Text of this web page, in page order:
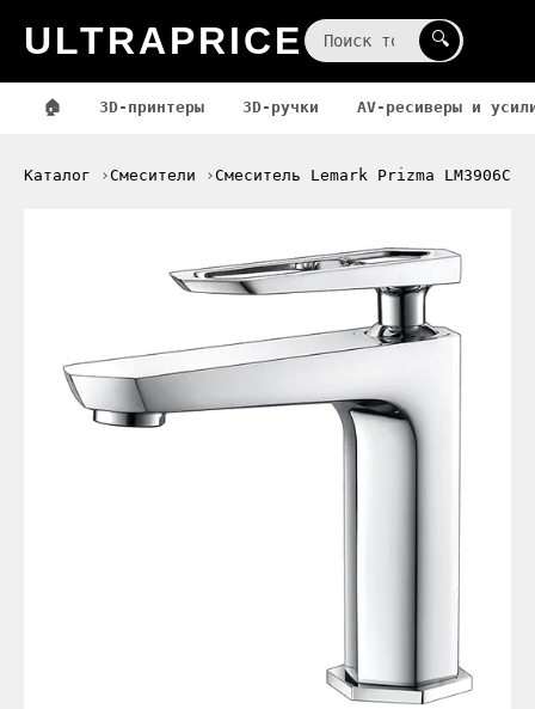
ULTRAPRICE 🔍
🏠 3D-принтеры 3D-ручки AV-ресиверы и
Каталог Смесители Смеситель Lemark Prizma LM3906C